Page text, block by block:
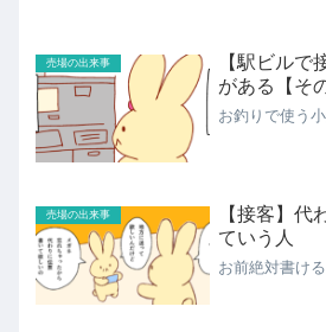
売場の出来事
【駅ビルで
がある【そ
お釣りで使う
売場の出来事
【接客】代
ていう人
お前絶対書け